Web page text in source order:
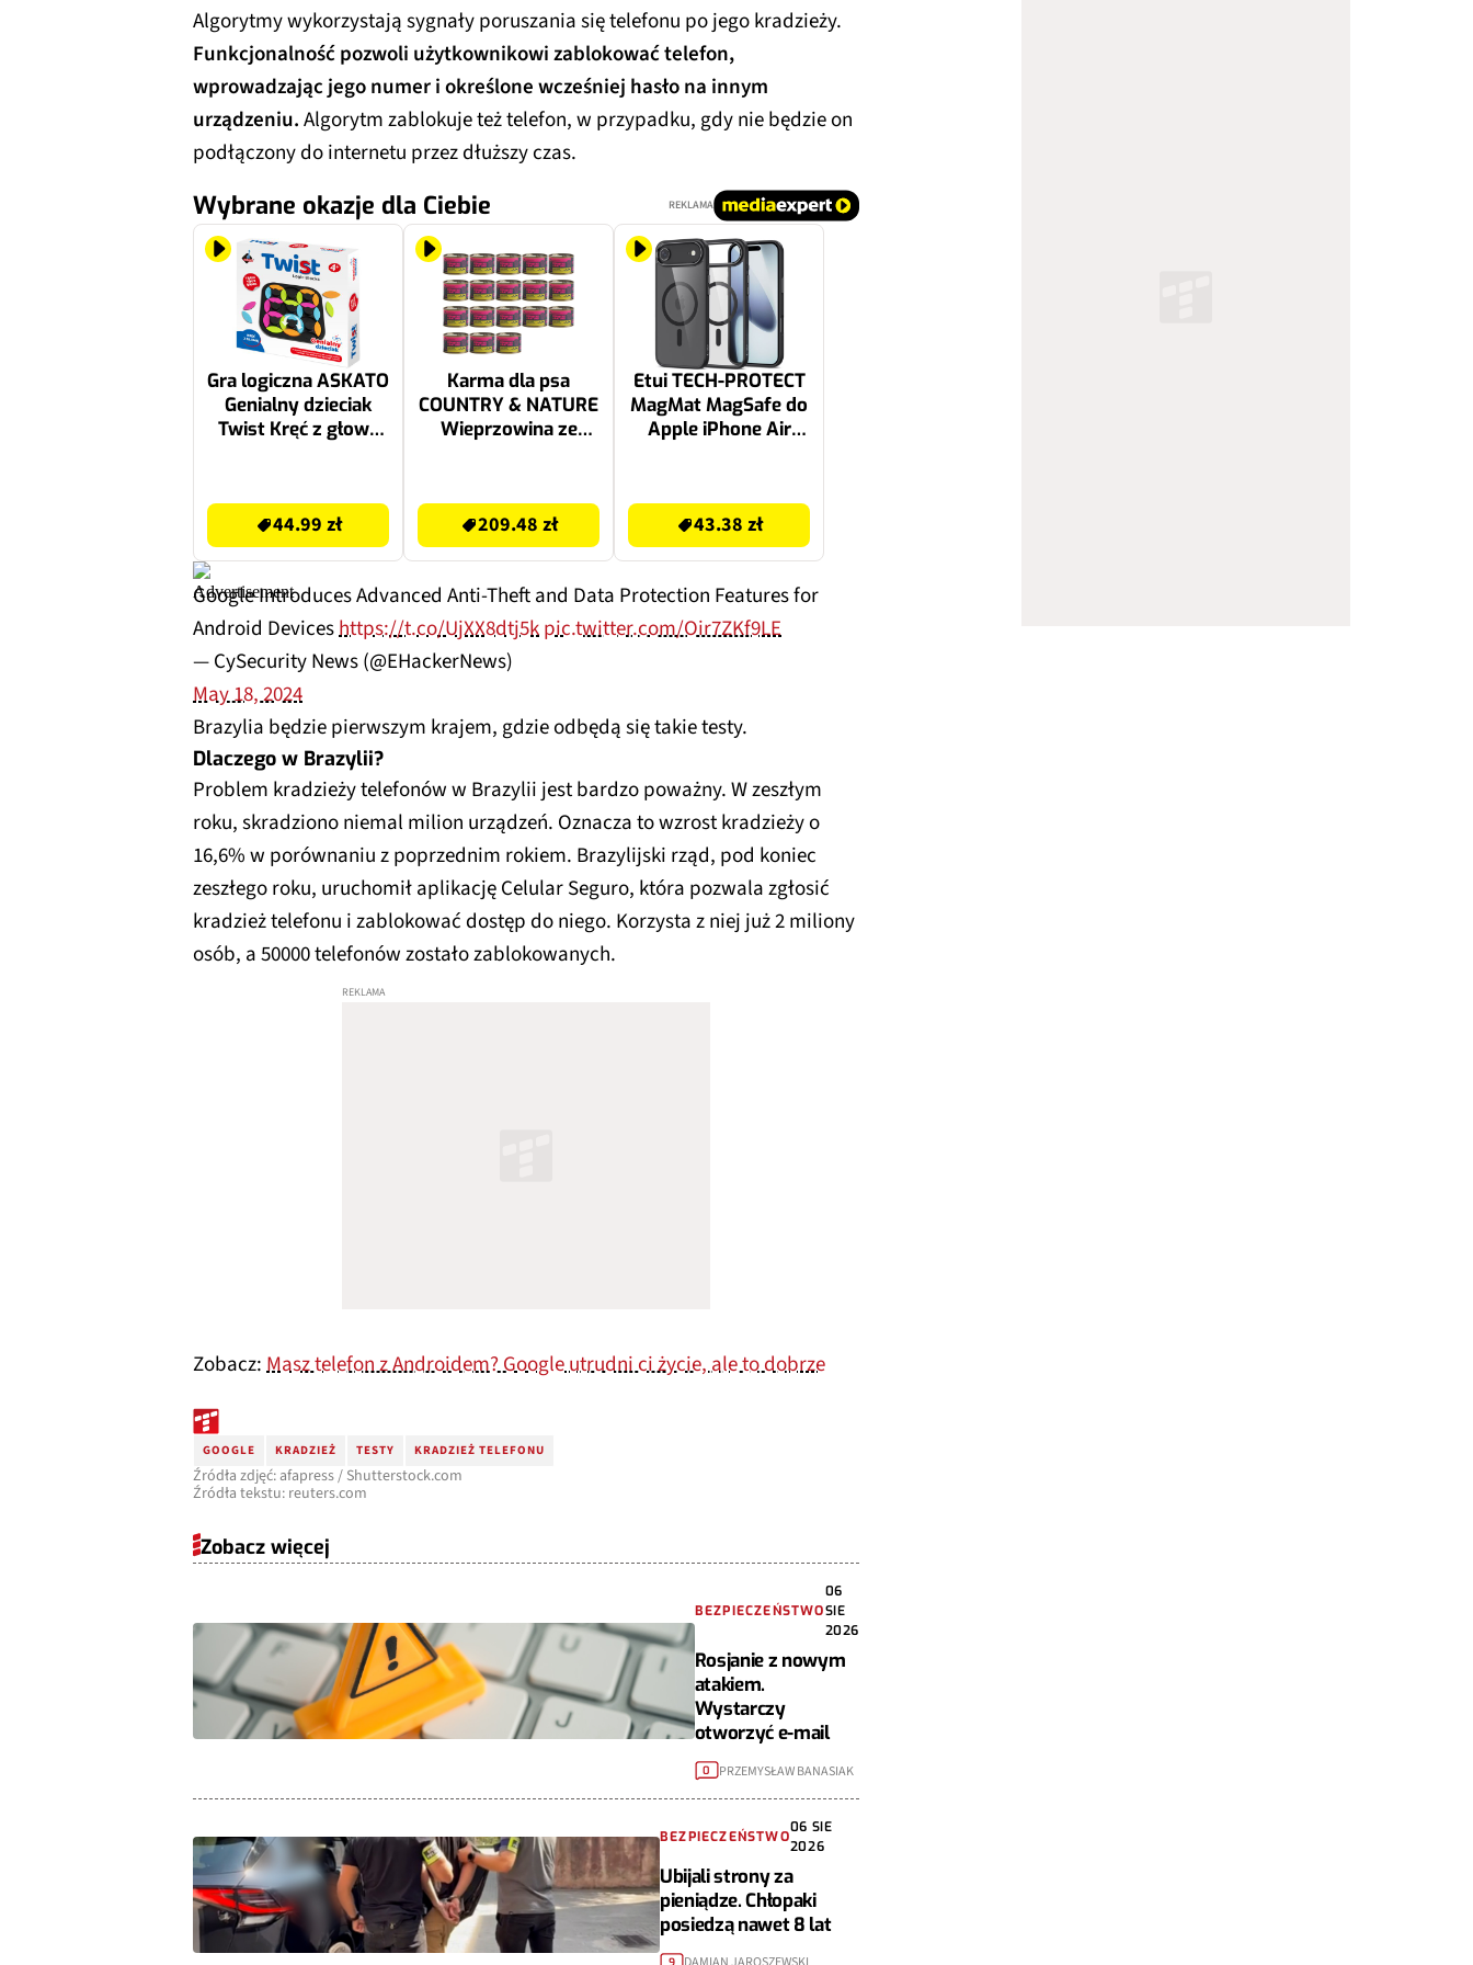
Algorytmy wykorzystają sygnały poruszania się telefonu po jego kradzieży.
Funkcjonalność pozwoli użytkownikowi zablokować telefon,
wprowadzając jego numer i określone wcześniej hasło na innym
urządzeniu.Algorytm zablokuje też telefon, w przypadku, gdy nie będzie on
podłączony do internetu przez dłuższy czas.
Wybrane okazje dla Ciebie REKLAMA
Gra logiczna ASKATO
Genialny dzieciak
Twist Kręć z głową
44.99 zł
Karma dla psa
COUNTRY & NATURE
Wieprzowina ze
209.48 zł
Etui TECH-PROTECT
MagMat MagSafe do
Apple iPhone Air
43.38 zł
Google Introduces Advanced Anti-Theft and Data Protection Features for
Android Deviceshttps://t.co/UjXX8dtj5kpic.twitter.com/Oir7ZKf9LE
— CySecurity News (@EHackerNews)
May 18, 2024
Brazylia będzie pierwszym krajem, gdzie odbędą się takie testy.
Dlaczego w Brazylii?
Problem kradzieży telefonów w Brazylii jest bardzo poważny. W zeszłym
roku, skradziono niemal milion urządzeń. Oznacza to wzrost kradzieży o
16,6% w porównaniu z poprzednim rokiem. Brazylijski rząd, pod koniec
zeszłego roku, uruchomił aplikację Celular Seguro, która pozwala zgłosić
kradzież telefonu i zablokować dostęp do niego. Korzysta z niej już 2 miliony
osób, a 50000 telefonów zostało zablokowanych.
Zobacz:Masz telefon z Androidem? Google utrudni ci życie, ale to dobrze
GOOGLE KRADZIEŻ TESTY KRADZIEŻ TELEFONU
Źródła zdjęć: afapress / Shutterstock.com
Źródła tekstu: reuters.com
Zobacz więcej
BEZPIECZEŃSTWO
06
SIE
2026
Rosjanie z nowym
atakiem.
Wystarczy
otworzyć e-mail
0 PRZEMYSŁAW BANASIAK
BEZPIECZEŃSTWO
06 SIE
2026
Ubijali strony za
pieniądze. Chłopaki
posiedzą nawet 8 lat
9